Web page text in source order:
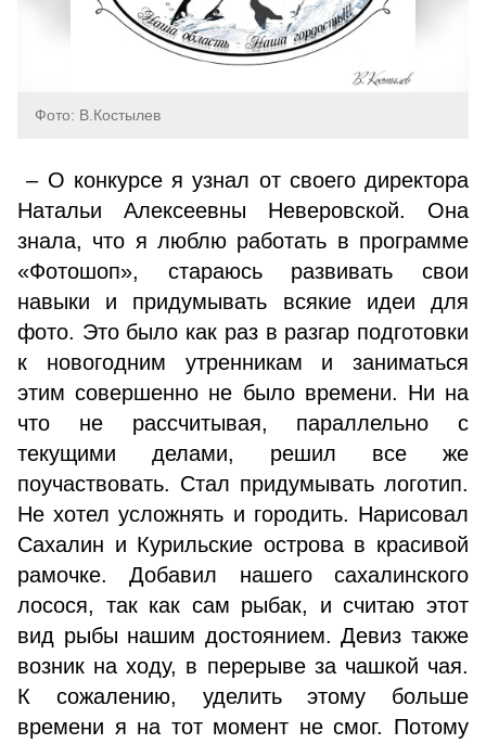
Фото: В.Костылев
– О конкурсе я узнал от своего директора
Натальи Алексеевны Неверовской. Она
знала, что я люблю рабо­тать в программе
«Фотошоп», стараюсь развивать свои
навыки и придумывать всякие идеи для
фото. Это было как раз в разгар подготовки
к новогодним утренникам и заниматься
этим совершенно не было времени. Ни на
что не рассчитывая, параллельно с
текущими делами, ре­шил все же
поучаствовать. Стал придумывать логотип.
Не хотел усложнять и городить. Нарисовал
Сахалин и Курильские острова в красивой
рамочке. Добавил на­шего сахалинского
лосося, так как сам рыбак, и считаю этот
вид рыбы нашим достоянием. Девиз также
возник на ходу, в перерыве за чашкой чая.
К сожалению, уде­лить этому больше
времени я на тот момент не смог. Потому